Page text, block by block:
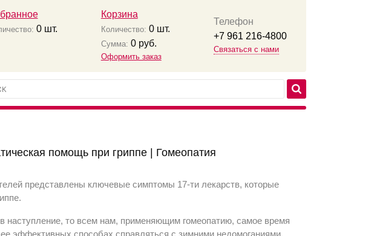
0шт.
Корзина
Количество: 0шт.
Сумма: 0руб.
Оформить заказ
Телефон
+7 961 216-4800
Связаться с нами
помощь при гриппе | Гомеопатия
представлены ключевые симптомы 17-ти лекарств, которые
наступление, то всем нам, применяющим гомеопатию, самое время
эффективных способах справляться с зимними недомоганиями.